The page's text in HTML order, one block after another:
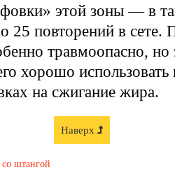
этой зоны — в
25 повторений в сете.
травмоопасно, но
хорошо использовать
на сжигание жира.
Наверх
штангой